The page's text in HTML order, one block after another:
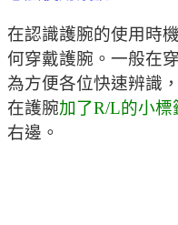
在認識護腕的使用時
何穿戴護腕。一般在
為方便各位快速辨識
在護腕加了R/L的小標
右邊。